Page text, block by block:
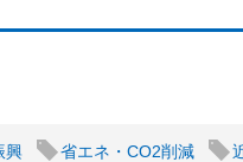
興 省エネ・CO2削減